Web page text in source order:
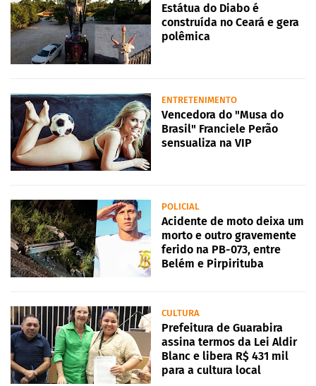
Estátua do Diabo é
construída no Ceará e gera
polêmica
ENTRETENIMENTO
Vencedora do "Musa do
Brasil" Franciele Perão
sensualiza na VIP
POLICIAL
Acidente de moto deixa um
morto e outro gravemente
ferido na PB-073, entre
Belém e Pirpirituba
CULTURA
Prefeitura de Guarabira
assina termos da Lei Aldir
Blanc e libera R$ 431 mil
para a cultura local